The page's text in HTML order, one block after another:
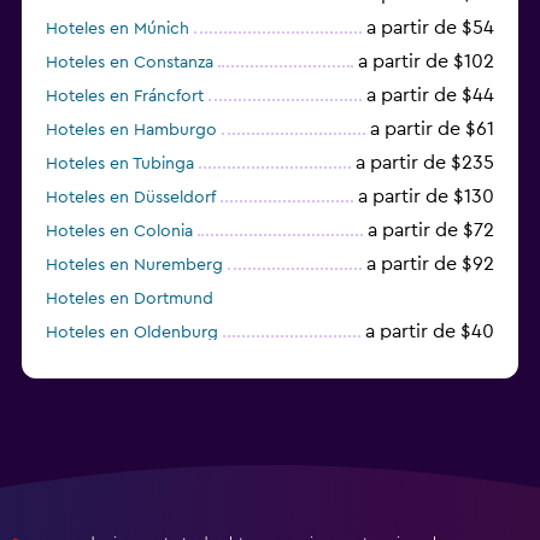
Hoteles en Múnich a partir de $54
Hoteles en Constanza a partir de $102
Hoteles en Fráncfort a partir de $44
Hoteles en Hamburgo a partir de $61
Hoteles en Tubinga a partir de $235
Hoteles en Düsseldorf a partir de $130
Hoteles en Colonia a partir de $72
Hoteles en Nuremberg a partir de $92
Hoteles en Dortmund
Hoteles en Oldenburg
a partir de $40